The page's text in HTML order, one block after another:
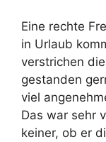
Eine rechte
in Urlaub
verstrichen
gestanden
viel
Das war sehr
keiner, ob er